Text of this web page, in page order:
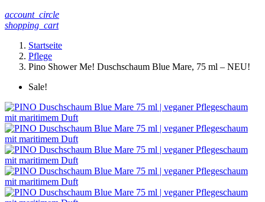
account_circle
shopping_cart
Startseite
Pflege
Pino Shower Me! Duschschaum Blue Mare, 75 ml – NEU!
Sale!